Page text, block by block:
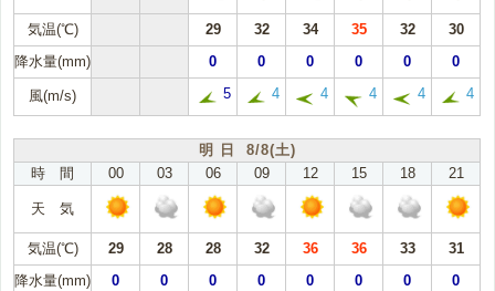
気温(℃) 29 32 34 35 32
30
降水量(mm)
0 0 0 0 0 0
風(m/s) 5 4 4 4 4 4
明 日 8/8(土)
時 間
00 03 06 09 12 15 18 21
天 気
気温(℃) 29 28 28 32 36 36 33
31
降水量(mm)
0 0 0 0 0 0 0 0